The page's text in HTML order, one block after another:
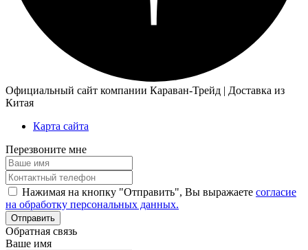
Официальный сайт компании Караван-Трейд | Доставка из
Китая
Карта сайта
Перезвоните мне
Нажимая на кнопку "Отправить", Вы выражаете согласие
на обработку персональных данных.
Обратная связь
Ваше имя